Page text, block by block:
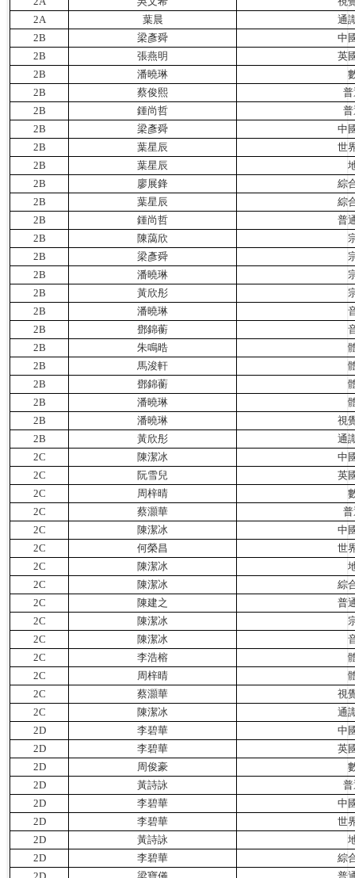
2A
葉晨
通
2B
梁彥舜
中
2B
張燕明
英
2B
潘曉琳
2B
蔡俊熙
2B
鍾尚哲
2B
梁彥舜
中
2B
葉星辰
世
2B
葉星辰
2B
廖展鋒
綜
2B
葉星辰
綜
2B
鍾尚哲
普
2B
陳藹欣
2B
梁彥舜
2B
潘曉琳
2B
黃欣彤
2B
潘曉琳
2B
鄧錦蘅
2B
朱鳴晧
2B
馬浚軒
2B
鄧錦蘅
2B
潘曉琳
2B
潘曉琳
視
2B
黃欣彤
通
2C
陳潔冰
中
2C
阮雪兒
英
2C
周梓晴
2C
蔡灝華
2C
陳潔冰
中
2C
何榮昌
世
2C
陳潔冰
2C
陳潔冰
綜
2C
陳建之
普
2C
陳潔冰
2C
陳潔冰
2C
李浩榕
2C
周梓晴
2C
蔡灝華
視
2C
陳潔冰
通
2D
李碧華
中
2D
李碧華
英
2D
周俊豪
2D
黃詩詠
2D
李碧華
中
2D
李碧華
世
2D
黃詩詠
2D
李碧華
綜